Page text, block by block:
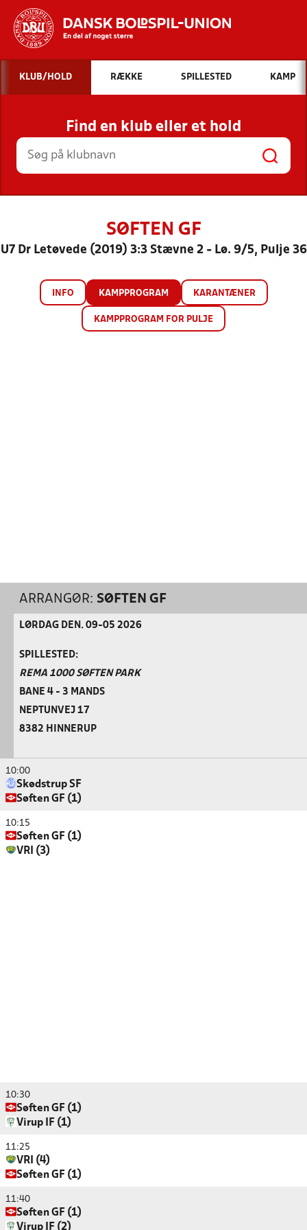
Hvad vil du søge efter?
INDHOLD OG NYHEDER
STILLINGER, RESULTATER, KLUBBER OG
HOLD
KLUB/HOLD RÆKKE SPILLESTED KAMP
Find en klub eller et hold
SØFTEN GF
U7 Dr Letøvede (2019) 3:3 Stævne 2 - Lø. 9/5, Pulje 36
INFO KAMPPROGRAM KARANTÆNER
KAMPPROGRAM FOR PULJE
ARRANGØR: SØFTEN GF
LØRDAG DEN. 09-05 2026
SPILLESTED:
REMA 1000 SØFTEN PARK
BANE 4 - 3 MANDS
NEPTUNVEJ 17
8382 HINNERUP
10:00
Skødstrup SF
Søften GF (1)
10:15
Søften GF (1)
VRI (3)
10:30
Søften GF (1)
Virup IF (1)
11:25
VRI (4)
Søften GF (1)
11:40
Søften GF (1)
Virup IF (2)